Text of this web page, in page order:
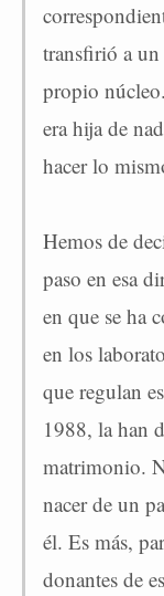
transfirió a
propio
era hija de
hacer lo
Hemos de
paso en esa
en que se ha
en los
que regulan
1988, la han
matrimonio.
nacer de un
él. Es más,
donantes de